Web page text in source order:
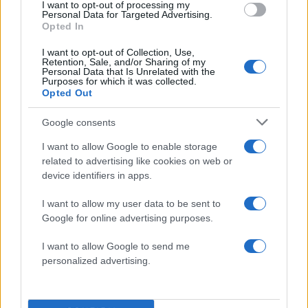
I want to opt-out of processing my
Personal Data for Targeted Advertising.
Opted In
I want to opt-out of Collection, Use,
Retention, Sale, and/or Sharing of my
Personal Data that Is Unrelated with the
Purposes for which it was collected.
Opted Out
Google consents
I want to allow Google to enable storage
related to advertising like cookies on web or
device identifiers in apps.
I want to allow my user data to be sent to
Google for online advertising purposes.
I want to allow Google to send me
personalized advertising.
Παρακολουθούμενη από ξηρά και θάλασσα, η